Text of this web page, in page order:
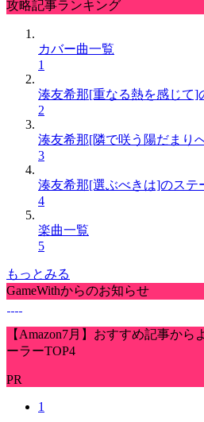
攻略記事ランキング
カバー曲一覧
1
湊友希那[重なる熱を感じて]
2
湊友希那[隣で咲う陽だまり
3
湊友希那[選ぶべきは]のステ
4
楽曲一覧
5
もっとみる
GameWithからのお知らせ
【Amazon7月】おすすめ記事か
ーラーTOP4
PR
1